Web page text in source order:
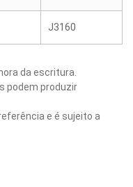
J3160
da escritura.
podem produzir
e é sujeito a